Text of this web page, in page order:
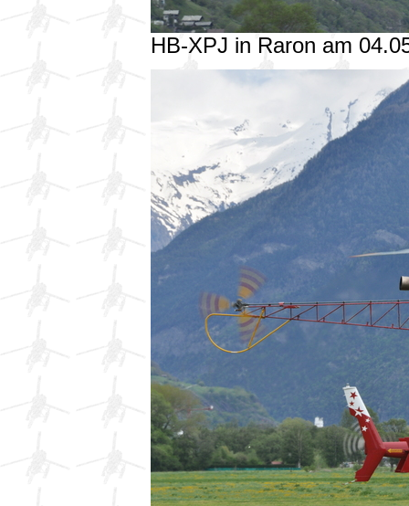
HB-XPJ in Raron am